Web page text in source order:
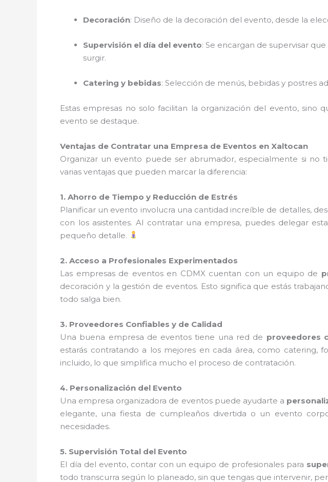
Decoración: Diseño de la decoración del evento, desde la
Supervisión el día del evento: Se encargan de supervisar
surgir.
Catering y bebidas: Selección de menús, bebidas y postres
Estas empresas no solo facilitan la organización del evento,
evento se destaque.
Ventajas de Contratar una Empresa de Eventos en Xaltocan
Organizar un evento puede ser abrumador, especialmente si no
varias ventajas que pueden marcar la diferencia:
1. Ahorro de Tiempo y Reducción de Estrés
Planificar un evento involucra una cantidad increíble de detalles,
con los asistentes. Al contratar una empresa, puedes delegar
pequeño detalle.
2. Acceso a Profesionales Experimentados
Las empresas de eventos en CDMX cuentan con un equipo de
decoración y la gestión de eventos. Esto significa que estás
todo salga bien.
3. Proveedores Confiables y de Calidad
Una buena empresa de eventos tiene una red de proveedores
estarás contratando a los mejores en cada área, como catering,
incluido, lo que simplifica mucho el proceso de contratación.
4. Personalización del Evento
Una empresa organizadora de eventos puede ayudarte a
elegante, una fiesta de cumpleaños divertida o un evento
necesidades.
5. Supervisión Total del Evento
El día del evento, contar con un equipo de profesionales para
todo transcurra según lo planeado, sin que tengas que intervenir,